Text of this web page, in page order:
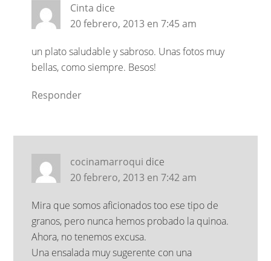
Cinta dice
20 febrero, 2013 en 7:45 am
un plato saludable y sabroso. Unas fotos muy
bellas, como siempre. Besos!
Responder
cocinamarroqui dice
20 febrero, 2013 en 7:42 am
Mira que somos aficionados too ese tipo de
granos, pero nunca hemos probado la quinoa.
Ahora, no tenemos excusa.
Una ensalada muy sugerente con una